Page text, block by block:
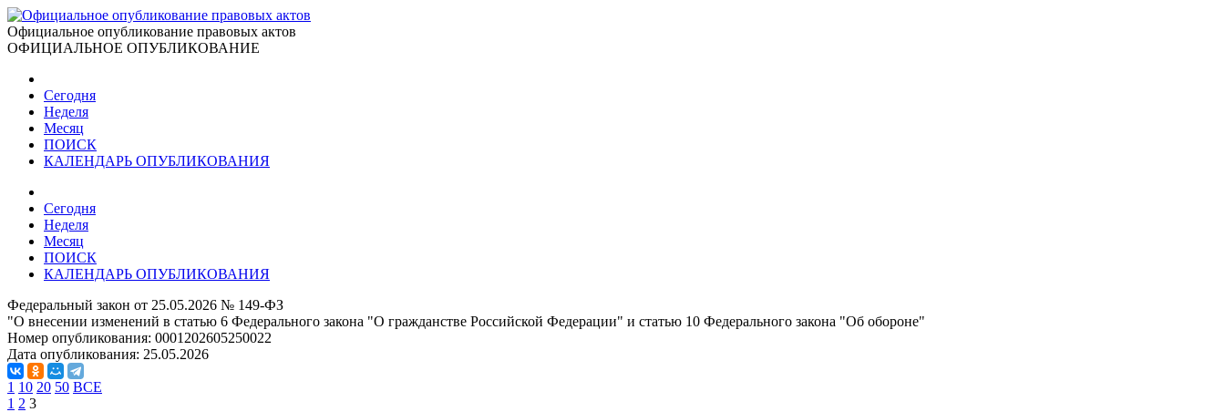
Официальное опубликование правовых актов
ОФИЦИАЛЬНОЕ ОПУБЛИКОВАНИЕ
Сегодня
Неделя
Месяц
ПОИСК
КАЛЕНДАРЬ ОПУБЛИКОВАНИЯ
Сегодня
Неделя
Месяц
ПОИСК
КАЛЕНДАРЬ ОПУБЛИКОВАНИЯ
Федеральный закон от 25.05.2026 № 149-ФЗ
"О внесении изменений в статью 6 Федерального закона "О гражданстве Российской Федерации" и статью 10 Федерального закона "Об обороне"
Номер опубликования: 0001202605250022
Дата опубликования: 25.05.2026
1 10 20 50 ВСЕ
1 2 3